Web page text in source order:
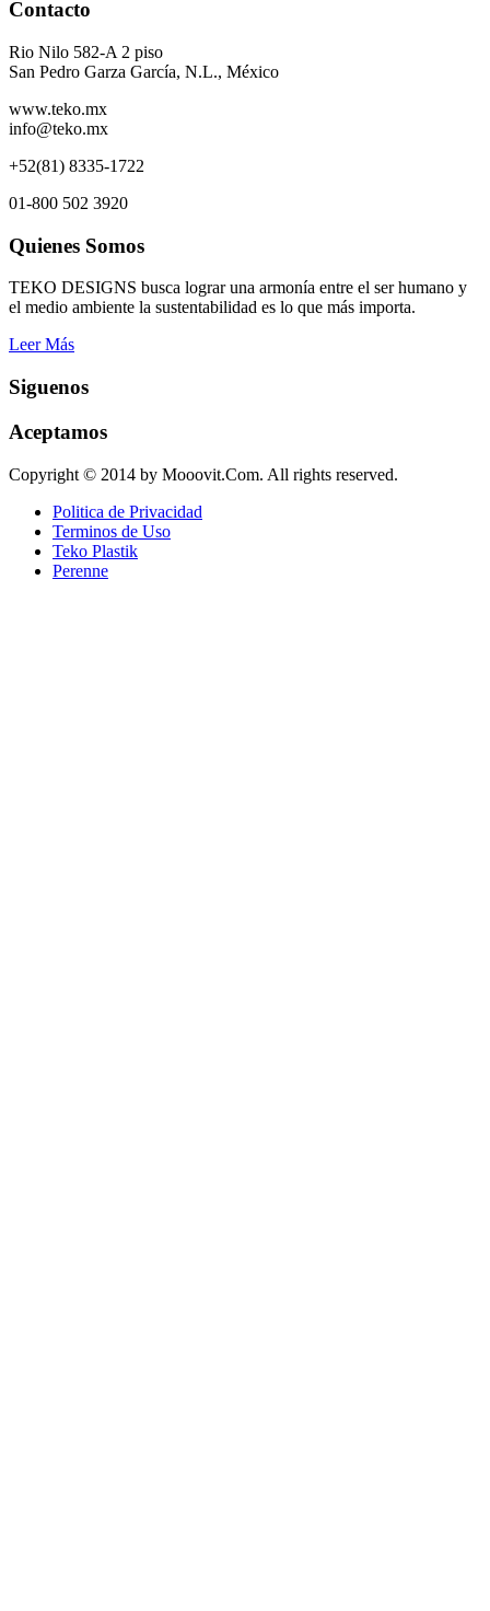
Contacto
Rio Nilo 582-A 2 piso
San Pedro Garza García, N.L., México
www.teko.mx
info@teko.mx
+52(81) 8335-1722
01-800 502 3920
Quienes Somos
TEKO DESIGNS busca lograr una armonía entre el ser humano y
el medio ambiente la sustentabilidad es lo que más importa.
Leer Más
Siguenos
Aceptamos
Copyright © 2014 by Mooovit.Com. All rights reserved.
Politica de Privacidad
Terminos de Uso
Teko Plastik
Perenne